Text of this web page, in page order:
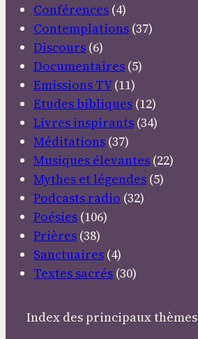
Conférences (4)
Contemplations (37)
Discours (6)
Documentaires (5)
Emissions TV(11)
Etudes bibliques (12)
Livres inspirants (34)
Méditations (37)
Musiques élevantes (22)
Mythes et légendes (5)
Podcasts radio (32)
Poésies (106)
Prières (38)
Sanctuaires (4)
Textes sacrés (30)
Index des principaux thèmes